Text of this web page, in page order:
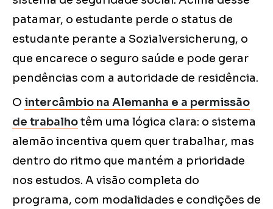
patamar, o estudante perde o status de
estudante perante a Sozialversicherung, o
que encarece o seguro saúde e pode gerar
pendências com a autoridade de residência.
O intercâmbio na Alemanha e a permissão
de trabalhotêm uma lógica clara: o sistema
alemão incentiva quem quer trabalhar, mas
dentro do ritmo que mantém a prioridade
nos estudos. A visão completa do
programa, com modalidades e condições de